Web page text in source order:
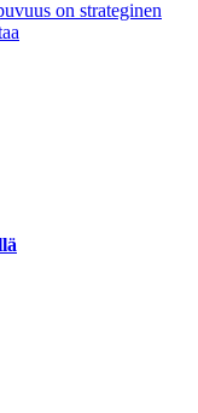
on strateginen